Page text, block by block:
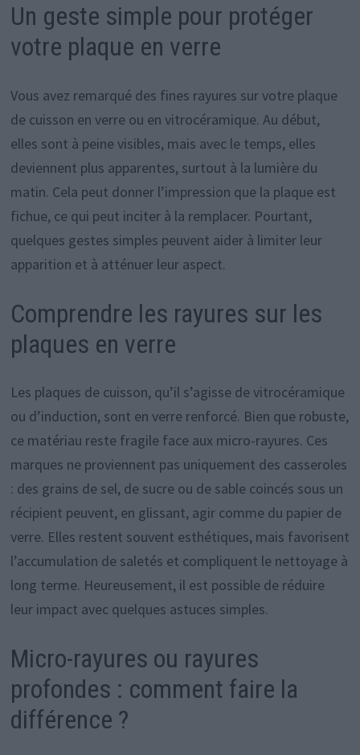
Un geste simple pour protéger
votre plaque en verre
Vous avez remarqué des fines rayures sur votre plaque
de cuisson en verre ou en vitrocéramique. Au début,
elles sont à peine visibles, mais avec le temps, elles
deviennent plus apparentes, surtout à la lumière du
matin. Cela peut donner l’impression que la plaque est
fichue, ce qui peut inciter à la remplacer. Pourtant,
quelques gestes simples peuvent aider à limiter leur
apparition et à atténuer leur aspect.
Comprendre les rayures sur les
plaques en verre
Les plaques de cuisson, qu’il s’agisse de vitrocéramique
ou d’induction, sont en verre renforcé. Bien que robuste,
ce matériau reste fragile face aux micro-rayures. Ces
marques ne proviennent pas uniquement des casseroles
: des grains de sel, de sucre ou de sable coincés sous un
récipient peuvent, en glissant, agir comme du papier de
verre. Elles restent souvent esthétiques, mais favorisent
l’accumulation de saletés et compliquent le nettoyage à
long terme. Heureusement, il est possible de réduire
leur impact avec quelques astuces simples.
Micro-rayures ou rayures
profondes : comment faire la
différence ?